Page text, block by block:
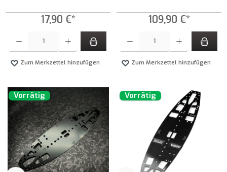
17,90 €*
Zum Merkzettel hinzufügen
109,90 €*
Zum Merkzettel hinzufügen
Vorrätig Vorrätig